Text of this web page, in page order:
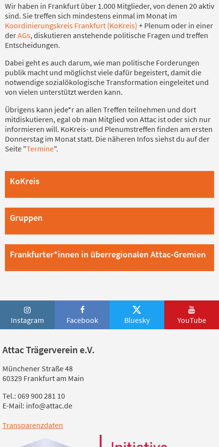
Wir haben in Frankfurt über 1.000 Mitglieder, von denen 20 aktiv
sind. Sie treffen sich mindestens einmal im Monat im
Koordinierungskreis Frankfurt (KoKreis) + Plenum oder in einer
derAGs, diskutieren anstehende politische Fragen und treffen
Entscheidungen.
Dabei geht es auch darum, wie man politische Forderungen
publik macht und möglichst viele dafür begeistert, damit die
notwendige sozialökologische Transformation eingeleitet und
von vielen unterstützt werden kann.
Übrigens kann jede*r an allen Treffen teilnehmen und dort
mitdiskutieren, egal ob man Mitglied von Attac ist oder sich nur
informieren will. KoKreis- und Plenumstreffen finden am ersten
Donnerstag im Monat statt. Die näheren Infos siehst du auf der
Seite "Termine".
KoKreis
Gruppen
Frankfurter*innen in überregionalen Attac-Gremien
Instagram Facebook Bluesky YouTube
Attac Trägerverein e.V.
Münchener Straße 48
60329 Frankfurt am Main
Tel.: 069 900 281 10
E-Mail: info@attac.de
Transparenzdaten